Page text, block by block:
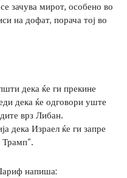
зачува мирот, особено во
на дофат, порача тој во
дека ќе ги прекине
дека ќе одговори уште
врз Либан.
дека Израел ќе ги запре
напиша: